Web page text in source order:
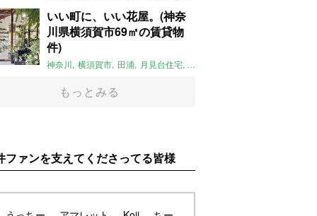
いい町に、いい花屋。(神奈
川県横須賀市69㎡の賃貸物
件)
神奈川 横須賀市 田浦 月見台住宅 一軒家
もっとみる
ファンを支えてくださってる皆様